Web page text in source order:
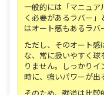
一般的には「マニュ
く必要があるラバー
はオート感もあるラバ
ただし、そのオート感
な、常に扱いやすく球
りません。しっかり
時に、強いパワーが出